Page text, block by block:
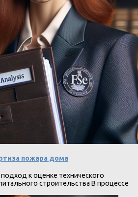
пожара дома
к оценке технического
строительства В процессе